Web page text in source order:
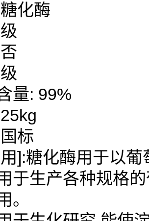
化酶
量: 99%
标
]:糖化酶用于以
于生产各种规格
。